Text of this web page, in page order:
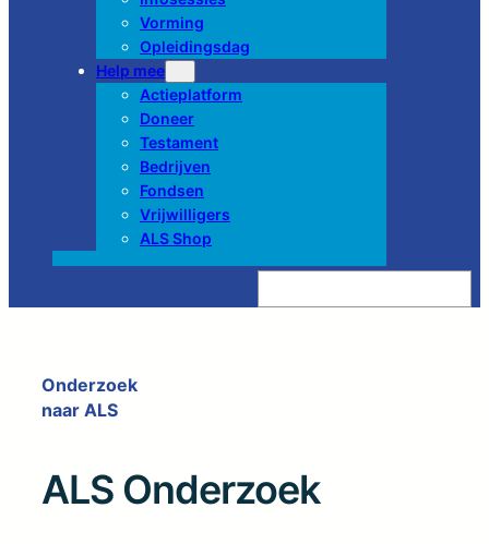
Vorming
Opleidingsdag
Help mee
Actieplatform
Doneer
Testament
Bedrijven
Fondsen
Vrijwilligers
ALS Shop
Z
e
Onderzoek
naar ALS
ALS Onderzoek